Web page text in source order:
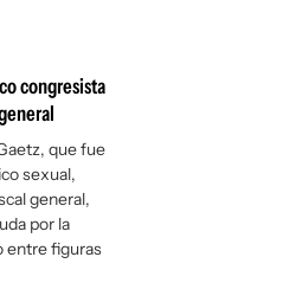
congresista
que fue
sexual,
general,
por la
entre figuras